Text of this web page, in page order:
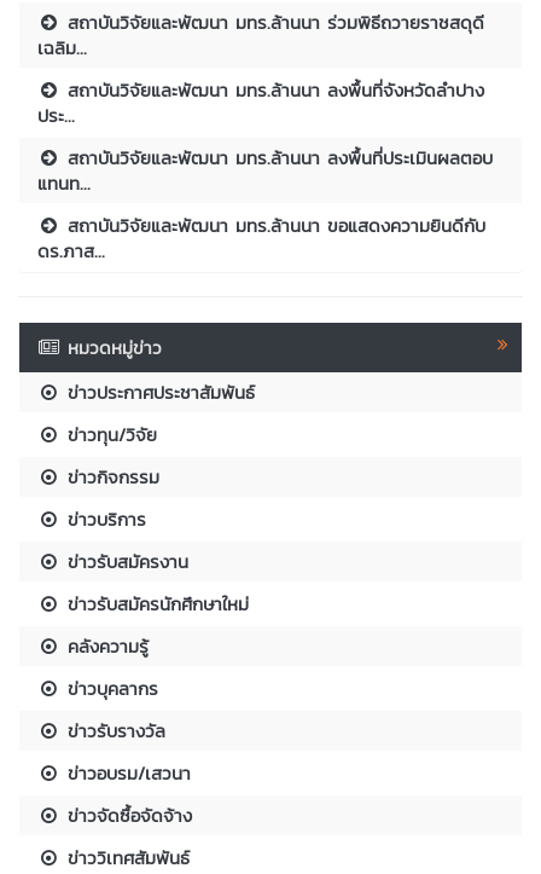
สถาบันวิจัยและพัฒนา มทร.ล้านนา ร่วมพิธีถวายราชสดุดี
เฉลิม...
สถาบันวิจัยและพัฒนา มทร.ล้านนา ลงพื้นที่จังหวัดลำปาง
ประ...
สถาบันวิจัยและพัฒนา มทร.ล้านนา ลงพื้นที่ประเมินผลตอบ
แทนท...
สถาบันวิจัยและพัฒนา มทร.ล้านนา ขอแสดงความยินดีกับ
ดร.ภาส...
หมวดหมู่ข่าว
ข่าวประกาศประชาสัมพันธ์
ข่าวทุน/วิจัย
ข่าวกิจกรรม
ข่าวบริการ
ข่าวรับสมัครงาน
ข่าวรับสมัครนักศึกษาใหม่
คลังความรู้
ข่าวบุคลากร
ข่าวรับรางวัล
ข่าวอบรม/เสวนา
ข่าวจัดซื้อจัดจ้าง
ข่าววิเทศสัมพันธ์